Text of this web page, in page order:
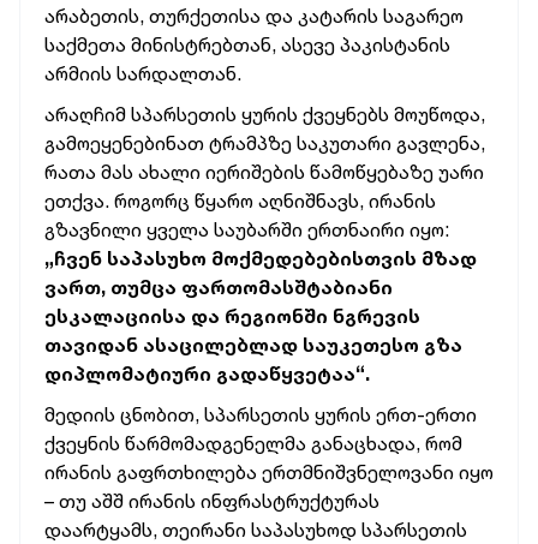
არაბეთის, თურქეთისა და კატარის საგარეო
საქმეთა მინისტრებთან, ასევე პაკისტანის
არმიის სარდალთან.
არაღჩიმ სპარსეთის ყურის ქვეყნებს მოუწოდა,
გამოეყენებინათ ტრამპზე საკუთარი გავლენა,
რათა მას ახალი იერიშების წამოწყებაზე უარი
ეთქვა. როგორც წყარო აღნიშნავს, ირანის
გზავნილი ყველა საუბარში ერთნაირი იყო:
„ჩვენ საპასუხო მოქმედებებისთვის მზად
ვართ, თუმცა ფართომასშტაბიანი
ესკალაციისა და რეგიონში ნგრევის
თავიდან ასაცილებლად საუკეთესო გზა
დიპლომატიური გადაწყვეტაა“.
მედიის ცნობით, სპარსეთის ყურის ერთ-ერთი
ქვეყნის წარმომადგენელმა განაცხადა, რომ
ირანის გაფრთხილება ერთმნიშვნელოვანი იყო
– თუ აშშ ირანის ინფრასტრუქტურას
დაარტყამს, თეირანი საპასუხოდ სპარსეთის